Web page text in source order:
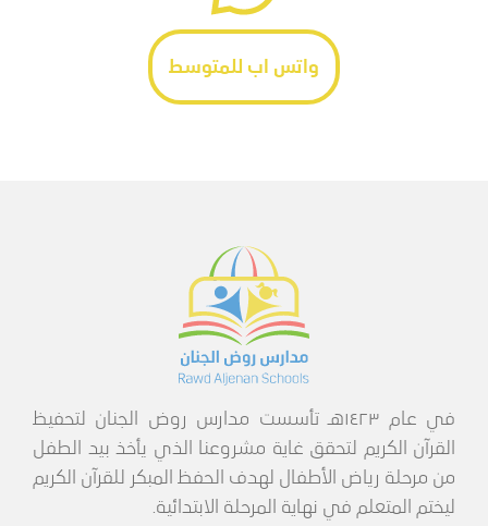
واتس اب للمتوسط
في عام ١٤٢٣هـ تأسست مدارس روض الجنان لتحفيظ
القرآن الكريم لتحقق غاية مشروعنا الذي يأخذ بيد الطفل
من مرحلة رياض الأطفال لهدف الحفظ المبكر للقرآن الكريم
ليختم المتعلم في نهاية المرحلة الابتدائية.